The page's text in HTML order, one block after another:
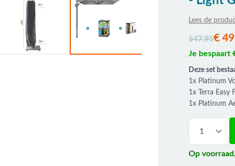
Lees de
547,95€
Je bespaart
Deze set
1x Platinum
1x Terra Easy
1x Platinum
Op